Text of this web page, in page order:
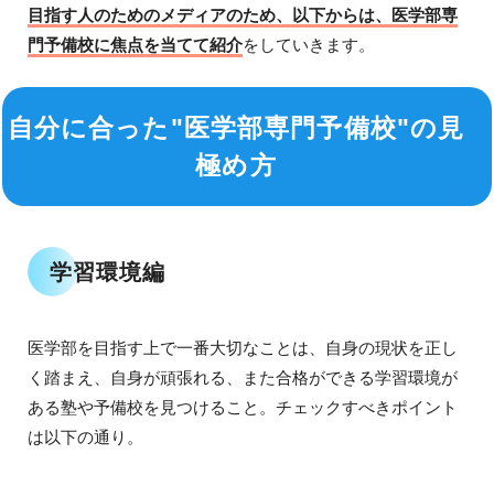
目指す人のためのメディアのため、以下からは、医学部専
門予備校に焦点を当てて紹介をしていきます。
自分に合った"医学部専門予備校"の見
極め方
学習環境編
医学部を目指す上で一番大切なことは、自身の現状を正し
く踏まえ、自身が頑張れる、また合格ができる学習環境が
ある塾や予備校を見つけること。チェックすべきポイント
は以下の通り。